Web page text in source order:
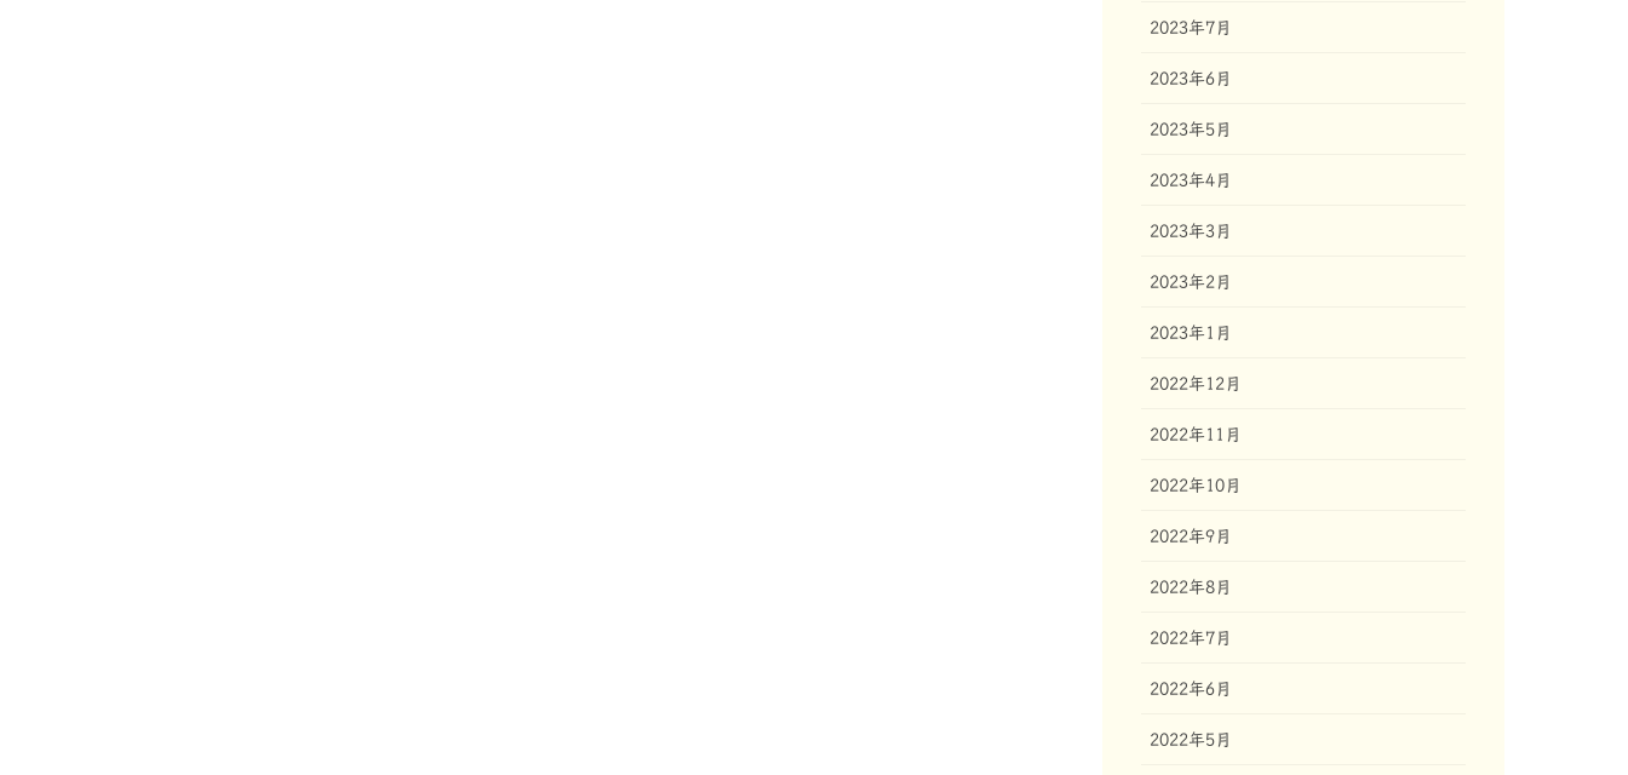
2023年7月
2023年6月
2023年5月
2023年4月
2023年3月
2023年2月
2023年1月
2022年12月
2022年11月
2022年10月
2022年9月
2022年8月
2022年7月
2022年6月
2022年5月